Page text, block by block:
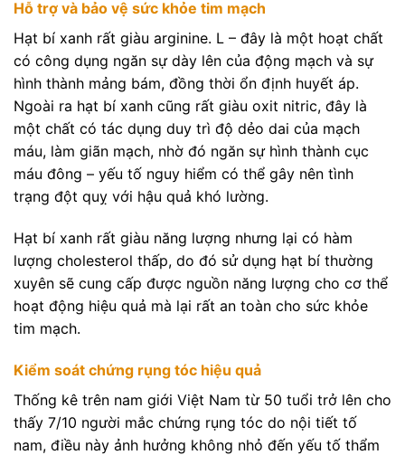
Hỗ trợ và bảo vệ sức khỏe tim mạch
Hạt bí xanh rất giàu arginine. L – đây là một hoạt chất
có công dụng ngăn sự dày lên của động mạch và sự
hình thành mảng bám, đồng thời ổn định huyết áp.
Ngoài ra hạt bí xanh cũng rất giàu oxit nitric, đây là
một chất có tác dụng duy trì độ dẻo dai của mạch
máu, làm giãn mạch, nhờ đó ngăn sự hình thành cục
máu đông – yếu tố nguy hiểm có thể gây nên tình
trạng đột quỵ với hậu quả khó lường.
Hạt bí xanh rất giàu năng lượng nhưng lại có hàm
lượng cholesterol thấp, do đó sử dụng hạt bí thường
xuyên sẽ cung cấp được nguồn năng lượng cho cơ thể
hoạt động hiệu quả mà lại rất an toàn cho sức khỏe
tim mạch.
Kiểm soát chứng rụng tóc hiệu quả
Thống kê trên nam giới Việt Nam từ 50 tuổi trở lên cho
thấy 7/10 người mắc chứng rụng tóc do nội tiết tố
nam, điều này ảnh hưởng không nhỏ đến yếu tố thẩm